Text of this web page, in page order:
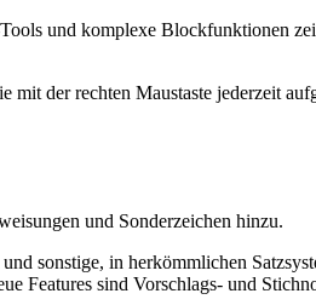
und komplexe Blockfunktionen
der rechten Maustaste jederzeit
und Sonderzeichen hinzu.
sonstige, in herkömmlichen
Features sind Vorschlags- und